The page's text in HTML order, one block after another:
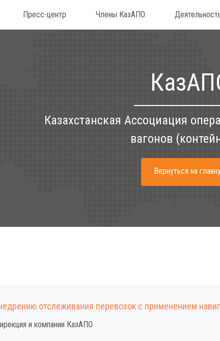
Пресс-центр Члены КазАПО
Казахстанская Ассоциация
вагонов
Вернуться на
отслеживания перевозок с применением
и компании КазАПО